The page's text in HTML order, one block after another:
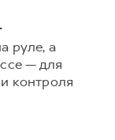
руле, а
— для
контроля